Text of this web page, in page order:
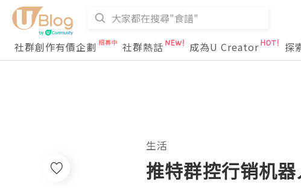
社群創作有價企劃
社群熱話 成為U Creator 探
生活
推特群控行销机